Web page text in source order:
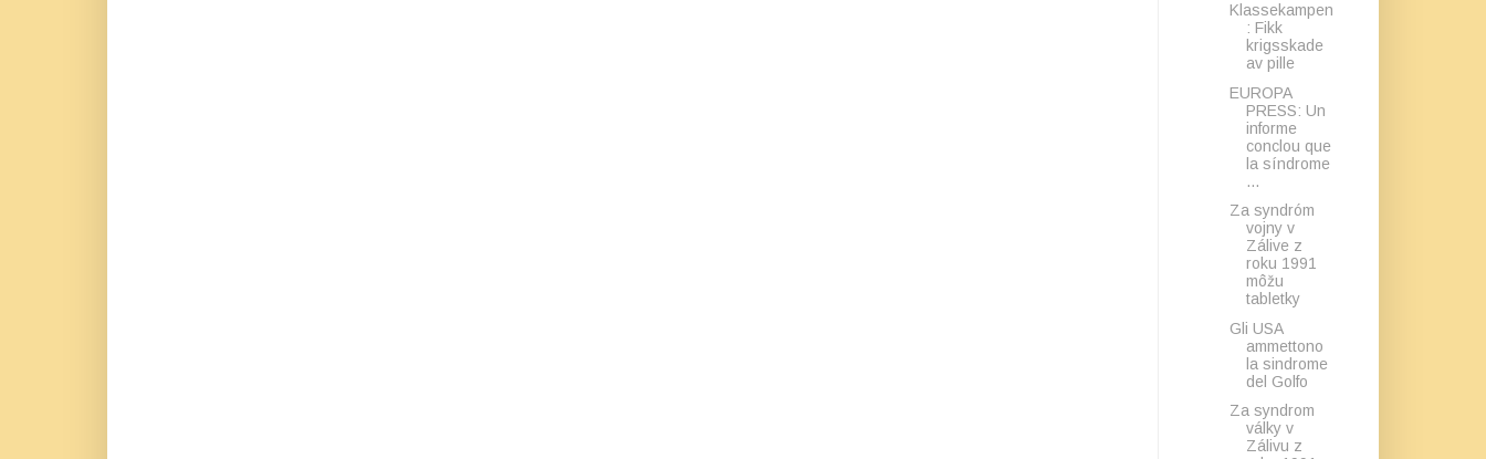
Klassekampen
: Fikk
krigsskade
av pille
EUROPA
PRESS: Un
informe
conclou que
la síndrome
...
Za syndróm
vojny v
Zálive z
roku 1991
môžu
tabletky
Gli USA
ammettono
la sindrome
del Golfo
Za syndrom
války v
Zálivu z